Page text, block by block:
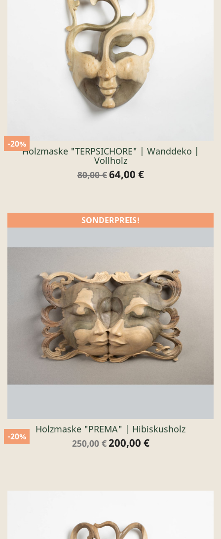
Holzmaske "TERPSICHORE" | Wanddeko |
Vollholz
Verkaufspreis
80,00 €
-20%
Preis
64,00 €
Holzmaske "PREMA" | Hibiskusholz
Verkaufspreis
250,00 €
-20%
Preis
200,00 €
SONDERPREIS!